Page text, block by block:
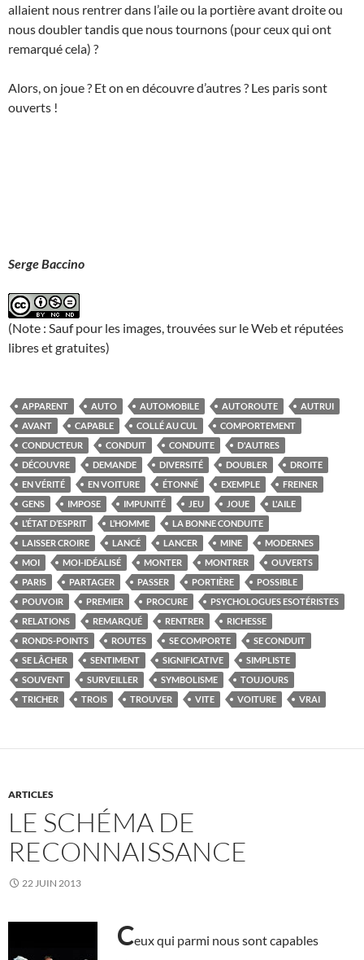
allaient nous rentrer dans l’aile ou la portière avant droite ou
nous doubler tandis que nous tournons (pour ceux qui ont
remarqué cela) ?
Alors, on joue ? Et on en découvre d’autres ? Les paris sont
ouverts !
Serge Baccino
(Note : Sauf pour les images, trouvées sur le Web et réputées
libres et gratuites)
APPARENT AUTO AUTOMOBILE AUTOROUTE
AUTRUI
AVANT
CAPABLE COLLÉ AU CUL
COMPORTEMENT
CONDUCTEUR
CONDUIT CONDUITE
D'AUTRES
DÉCOUVRE
DEMANDE DIVERSITÉ DOUBLER
DROITE
EN VÉRITÉ
EN VOITURE ÉTONNÉ EXEMPLE
FREINER
GENS
IMPOSE IMPUNITÉ JEU JOUE
L'AILE
L’ÉTAT D’ESPRIT
L’HOMME
LA BONNE CONDUITE
LAISSER CROIRE
LANCÉ LANCER MINE
MODERNES
MOI
MOI-IDÉALISÉ MONTER MONTRER
OUVERTS
PARIS
PARTAGER PASSER PORTIÈRE
POSSIBLE
POUVOIR
PREMIER PROCURE
PSYCHOLOGUES ESOTÉRISTES
RELATIONS
REMARQUÉ RENTRER
RICHESSE
RONDS-POINTS
ROUTES SE COMPORTE
SE CONDUIT
SE LÂCHER
SENTIMENT SIGNIFICATIVE
SIMPLISTE
SOUVENT
SURVEILLER SYMBOLISME
TOUJOURS
TRICHER
TROIS TROUVER VITE VOITURE VRAI
ARTICLES
LE SCHÉMA DE
RECONNAISSANCE
22 JUIN 2013
Ceux qui parmi nous sont capables